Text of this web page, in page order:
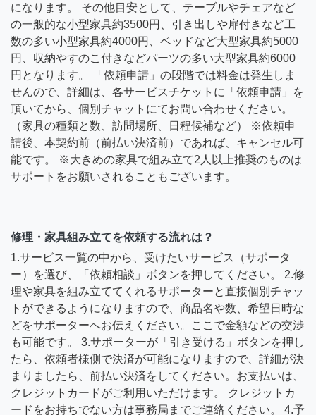
になります。 その他目安として、テーブルやチェアなど
の一般的な小型家具約3500円、引き出しや扉付きなど工
数の多い小型家具約4000円、ベッドなど大型家具約5000
円、収納やすのこ付きなどパーツの多い大型家具約6000
円となります。 「依頼申請」の段階では料金は発生しま
せんので、詳細は、各サービスチケットに「依頼申請」を
頂いてから、個別チャットにてお問い合わせください。
（家具の種類と数、訪問場所、日程候補など） ※依頼申
請後、本契約前（前払い決済前）であれば、キャンセル可
能です。 ※大きめの家具で組み立て2人以上推奨のものは
サポートをお願いされることもございます。
修理・家具組み立てを依頼する流れは？
1.サービス一覧の中から、受けたいサービス（サポータ
ー）を選び、「依頼相談」ボタンを押してください。 2.修
理や家具を組み立ててくれるサポーターと直接個別チャッ
トができるようになりますので、商品名や数、希望日時な
どをサポーターへお伝えください。ここで金額などの交渉
も可能です。 3.サポーターが「引き受ける」ボタンを押し
たら、依頼者様側で決済が可能になりますので、詳細が決
まりましたら、前払い決済をしてください。お支払いは、
クレジットカードがご利用いただけます。 クレジットカ
ードをお持ちでない方は事務局までご連絡ください。 4.予